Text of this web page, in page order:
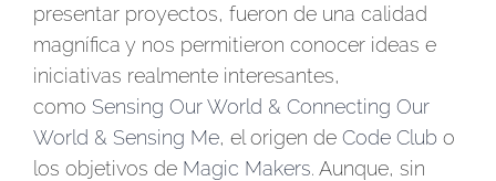
presentar proyectos, fueron de una calidad
magnífica y nos permitieron conocer ideas e
iniciativas realmente interesantes,
como Sensing Our World & Connecting Our
World & Sensing Me, el origen de Code Club o
los objetivos de Magic Makers. Aunque, sin